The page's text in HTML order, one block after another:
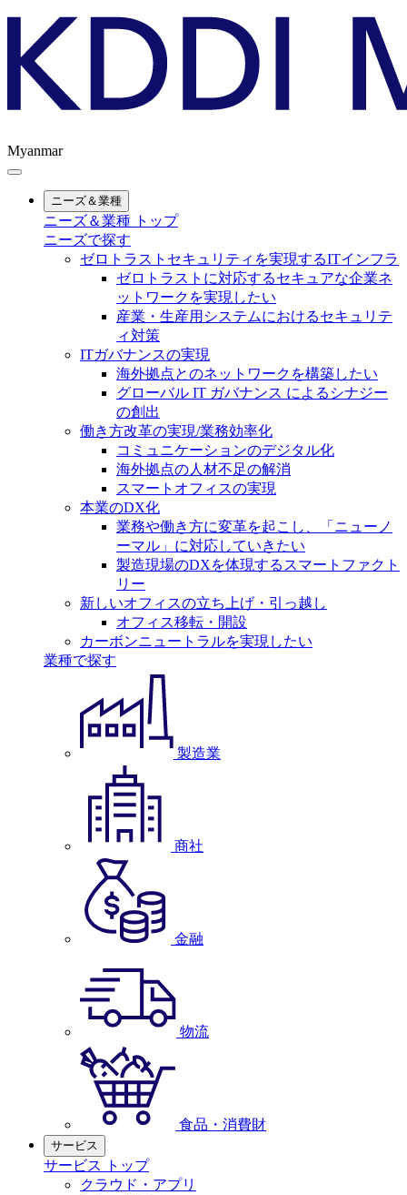
Myanmar
ニーズ＆業種
ニーズ＆業種 トップ
ニーズで探す
ゼロトラストセキュリティを実現するITインフラ
ゼロトラストに対応するセキュアな企業ネ
ットワークを実現したい
産業・生産用システムにおけるセキュリテ
ィ対策
ITガバナンスの実現
海外拠点とのネットワークを構築したい
グローバル IT ガバナンス によるシナジー
の創出
働き方改革の実現/業務効率化
コミュニケーションのデジタル化
海外拠点の人材不足の解消
スマートオフィスの実現
本業のDX化
業務や働き方に変革を起こし、「ニューノ
ーマル」に対応していきたい
製造現場のDXを体現するスマートファクト
リー
新しいオフィスの立ち上げ・引っ越し
オフィス移転・開設
カーボンニュートラルを実現したい
業種で探す
製造業
商社
金融
物流
食品・消費財
サービス
サービス トップ
クラウド・アプリ